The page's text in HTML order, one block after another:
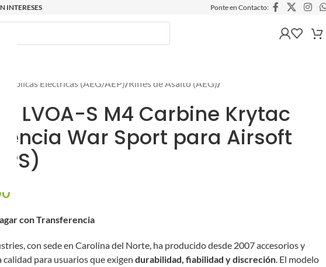
INTERESES Ponte en Contacto:
Réplicas Eléctricas (AEG/AEP)/Rifles de Asalto (AEG)/
LVOA-S M4 Carbine Krytac
War Sport para Airsoft
con Transferencia
con sede en Carolina del Norte, ha producido desde 2007 accesorios y
calidad para usuarios que exigen durabilidad, fiabilidad y discreción. El modelo